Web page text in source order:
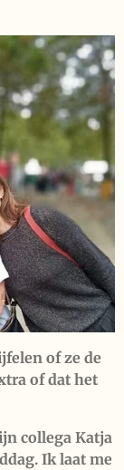
of ze de
of dat het
collega Katja
Ik laat me